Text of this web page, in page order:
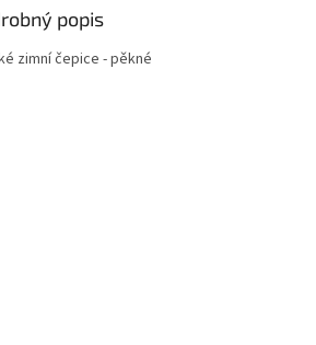
popis
zimní čepice - pěkné